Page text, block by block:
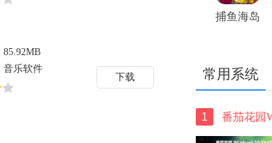
85.92MB
音乐软件
下载
捕鱼海岛
常用系统
1